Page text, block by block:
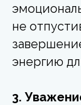
не
энергию
3.